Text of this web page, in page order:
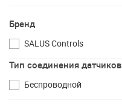
Бренд
SALUS Controls
Тип соединения датчиков
Беспроводной